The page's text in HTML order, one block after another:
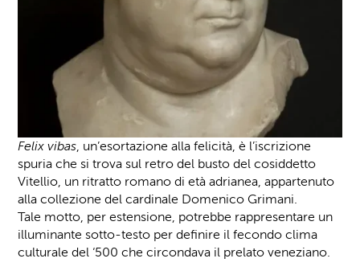
Felix vibas, un’esortazione alla felicità, è l’iscrizione
spuria che si trova sul retro del busto del cosiddetto
Vitellio, un ritratto romano di età adrianea, appartenuto
alla collezione del cardinale Domenico Grimani.
Tale motto, per estensione, potrebbe rappresentare un
illuminante sotto-testo per definire il fecondo clima
culturale del ‘500 che circondava il prelato veneziano.